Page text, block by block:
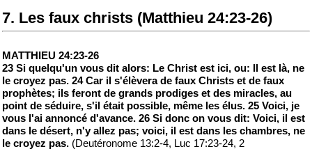
7. Les faux christs (Matthieu 24:23-26)
MATTHIEU 24:23-26
23 Si quelqu'un vous dit alors: Le Christ est ici, ou: Il est là, ne
le croyez pas. 24 Car il s'élèvera de faux Christs et de faux
prophètes; ils feront de grands prodiges et des miracles, au
point de séduire, s'il était possible, même les élus. 25 Voici, je
vous l'ai annoncé d'avance. 26 Si donc on vous dit: Voici, il est
dans le désert, n'y allez pas; voici, il est dans les chambres, ne
le croyez pas. (Deutéronome 13:2-4, Luc 17:23-24, 2